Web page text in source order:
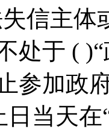
信主
处于 (
参加政
当天